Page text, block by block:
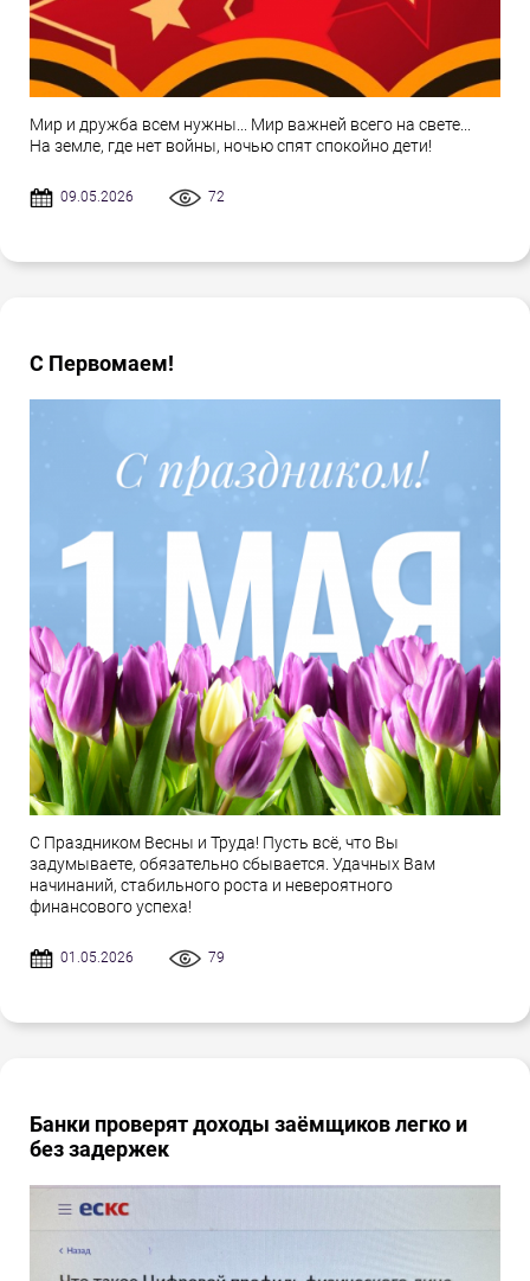
Мир и дружба всем нужны... Мир важней всего на свете...
На земле, где нет войны, ночью спят спокойно дети!
09.05.2026 72
С Первомаем!
С Праздником Весны и Труда! Пусть всё, что Вы
задумываете, обязательно сбывается. Удачных Вам
начинаний, стабильного роста и невероятного
финансового успеха!
01.05.2026 79
Банки проверят доходы заёмщиков легко и
без задержек